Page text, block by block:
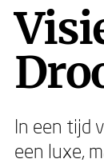
In een tijd
een luxe,